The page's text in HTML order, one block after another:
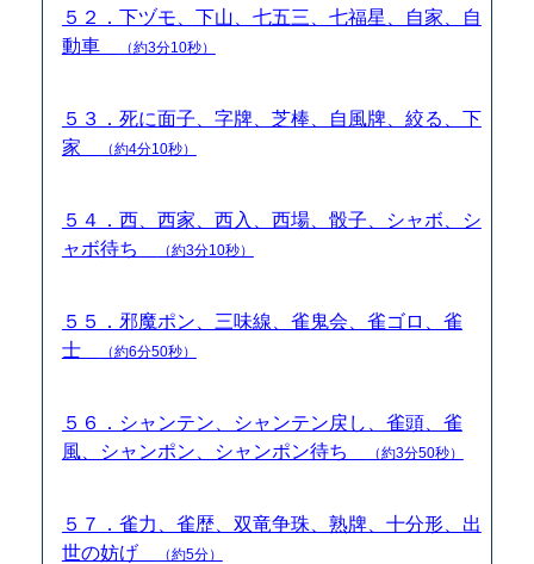
５２．下ヅモ、下山、七五三、七福星、自家、自
動車
（約3分10秒）
５３．死に面子、字牌、芝棒、自風牌、絞る、下
家
（約4分10秒）
５４．西、西家、西入、西場、骰子、シャボ、シ
ャボ待ち
（約3分10秒）
５５．邪魔ポン、三味線、雀鬼会、雀ゴロ、雀
士
（約6分50秒）
５６．シャンテン、シャンテン戻し、雀頭、雀
風、シャンポン、シャンポン待ち
（約3分50秒）
５７．雀力、雀歴、双竜争珠、熟牌、十分形、出
世の妨げ
（約5分）